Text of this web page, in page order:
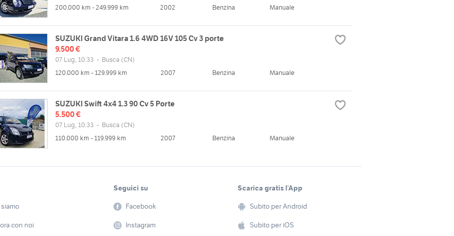
200.000 km - 249.999 km
2002 Benzina Manuale
SUZUKI Grand Vitara 1.6 4WD 16V 105 Cv 3 porte
9.500 €
07 Lug, 10:33 - Busca (CN)
120.000 km - 129.999 km
2007 Benzina Manuale
SUZUKI Swift 4x4 1.3 90 Cv 5 Porte
5.500 €
07 Lug, 10:33 - Busca (CN)
110.000 km - 119.999 km
2007 Benzina Manuale
con noi
Seguici su
Facebook
Instagram
Scarica gratis l’App
Subito per Android
Subito per iOS